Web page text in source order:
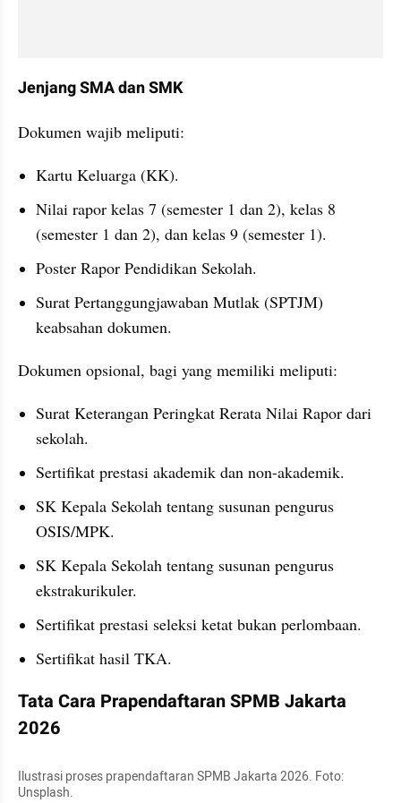
Jenjang SMA dan SMK
Dokumen wajib meliputi:
Kartu Keluarga (KK).
Nilai rapor kelas 7 (semester 1 dan 2), kelas 8
(semester 1 dan 2), dan kelas 9 (semester 1).
Poster Rapor Pendidikan Sekolah.
Surat Pertanggungjawaban Mutlak (SPTJM)
keabsahan dokumen.
Dokumen opsional, bagi yang memiliki meliputi:
Surat Keterangan Peringkat Rerata Nilai Rapor dari
sekolah.
Sertifikat prestasi akademik dan non-akademik.
SK Kepala Sekolah tentang susunan pengurus
OSIS/MPK.
SK Kepala Sekolah tentang susunan pengurus
ekstrakurikuler.
Sertifikat prestasi seleksi ketat bukan perlombaan.
Sertifikat hasil TKA.
Tata Cara Prapendaftaran SPMB Jakarta
2026
Ilustrasi proses prapendaftaran SPMB Jakarta 2026. Foto:
Unsplash.